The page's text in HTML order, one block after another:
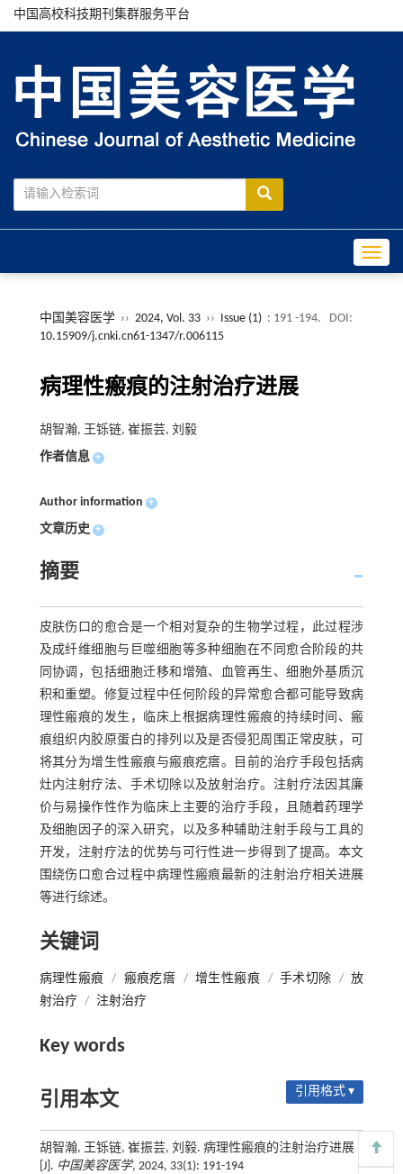
中国高校科技期刊集群服务平台
中国美容医学 ›› 2024, Vol. 33 ›› Issue (1) : 191 -194.
DOI:
10.15909/j.cnki.cn61-1347/r.006115
病理性瘢痕的注射治疗进展
胡智瀚, 王铄链, 崔振芸, 刘毅
作者信息 +
Author information +
文章历史 +
摘要
皮肤伤口的愈合是一个相对复杂的生物学过程，此过程涉
及成纤维细胞与巨噬细胞等多种细胞在不同愈合阶段的共
同协调，包括细胞迁移和增殖、血管再生、细胞外基质沉
积和重塑。修复过程中任何阶段的异常愈合都可能导致病
理性瘢痕的发生，临床上根据病理性瘢痕的持续时间、瘢
痕组织内胶原蛋白的排列以及是否侵犯周围正常皮肤，可
将其分为增生性瘢痕与瘢痕疙瘩。目前的治疗手段包括病
灶内注射疗法、手术切除以及放射治疗。注射疗法因其廉
价与易操作性作为临床上主要的治疗手段，且随着药理学
及细胞因子的深入研究，以及多种辅助注射手段与工具的
开发，注射疗法的优势与可行性进一步得到了提高。本文
围绕伤口愈合过程中病理性瘢痕最新的注射治疗相关进展
等进行综述。
关键词
病理性瘢痕 / 瘢痕疙瘩 / 增生性瘢痕 / 手术切除 / 放
射治疗 / 注射治疗
Key words
引用本文 引用格式 ▾
胡智瀚, 王铄链, 崔振芸, 刘毅. 病理性瘢痕的注射治疗进展
[J]. 中国美容医学, 2024, 33(1): 191-194